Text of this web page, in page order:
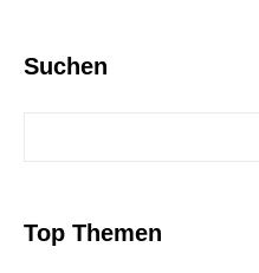
Suchen
Top Themen